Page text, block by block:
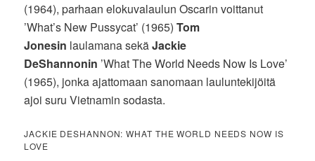
(1964), parhaan elokuvalaulun Oscarin voittanut
’What’s New Pussycat’ (1965)Tom
Jonesin laulamana sekäJackie
DeShannonin ’What The World Needs Now Is Love’
(1965), jonka ajattomaan sanomaan lauluntekijöitä
ajoi suru Vietnamin sodasta.
JACKIE DESHANNON: WHAT THE WORLD NEEDS NOW IS
LOVE